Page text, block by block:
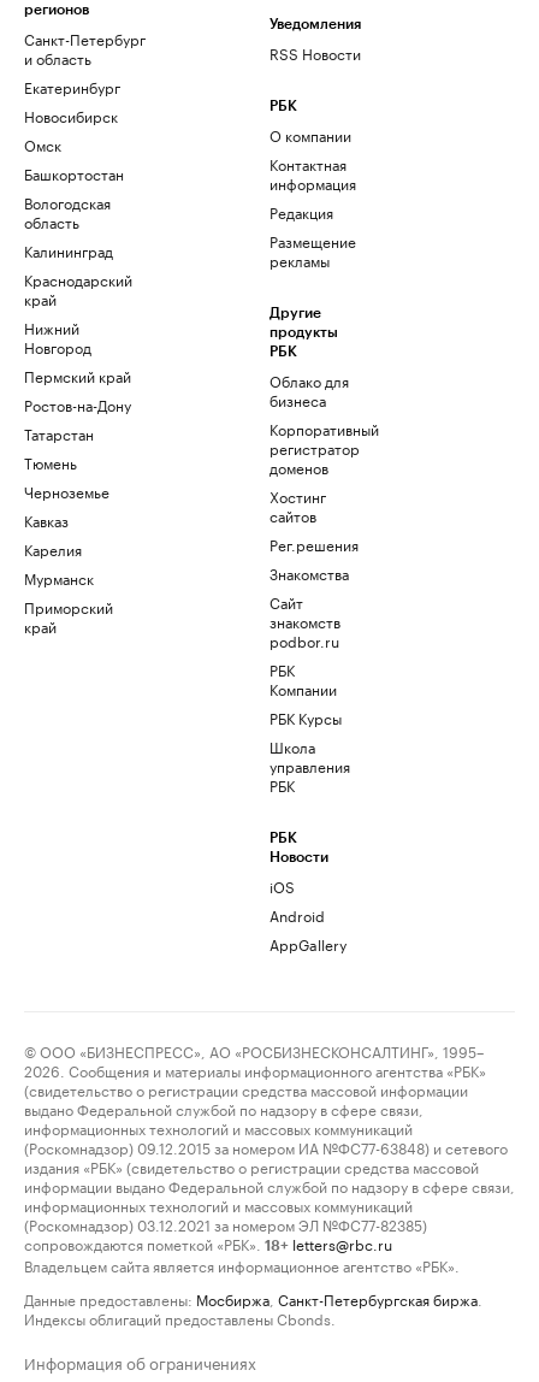
регионов
Санкт-Петербург
и область
Екатеринбург
Новосибирск
Омск
Башкортостан
Вологодская
область
Калининград
Краснодарский
край
Нижний
Новгород
Пермский край
Ростов-на-Дону
Татарстан
Тюмень
Черноземье
Кавказ
Карелия
Мурманск
Приморский
край
Уведомления
RSS Новости
РБК
О компании
Контактная
информация
Редакция
Размещение
рекламы
Другие
продукты
РБК
Облако для
бизнеса
Корпоративный
регистратор
доменов
Хостинг
сайтов
Рег.решения
Знакомства
Сайт
знакомств
podbor.ru
РБК
Компании
РБК Курсы
Школа
управления
РБК
РБК
Новости
iOS
Android
AppGallery
© ООО «БИЗНЕСПРЕСС», АО «РОСБИЗНЕСКОНСАЛТИНГ», 1995–
2026. Сообщения и материалы информационного агентства «РБК»
(свидетельство о регистрации средства массовой информации
выдано Федеральной службой по надзору в сфере связи,
информационных технологий и массовых коммуникаций
(Роскомнадзор) 09.12.2015 за номером ИА №ФС77-63848) и сетевого
издания «РБК» (свидетельство о регистрации средства массовой
информации выдано Федеральной службой по надзору в сфере связи,
информационных технологий и массовых коммуникаций
(Роскомнадзор) 03.12.2021 за номером ЭЛ №ФС77-82385)
сопровождаются пометкой «РБК».
18+ letters@rbc.ru
Владельцем сайта является информационное агентство «РБК».
Данные предоставлены: Мосбиржа Санкт-Петербургская биржа
Индексы облигаций предоставлены Cbonds.
Информация об ограничениях